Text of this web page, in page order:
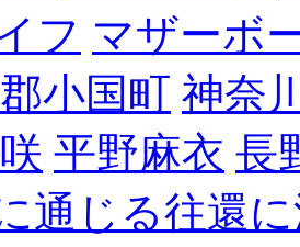
フ マザーボ
小国町 神奈
平野麻衣 長
通じる往還